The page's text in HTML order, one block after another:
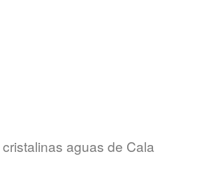
aguas de Cala